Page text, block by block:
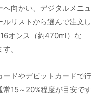
向かい、デジタルメニュ
リストから選んで注文し
オンス（約470ml）な
。
ドやデビットカードで行
常15～20%程度が目安です